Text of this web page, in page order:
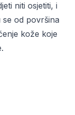
niti osjetiti, i
od površina
kože koje